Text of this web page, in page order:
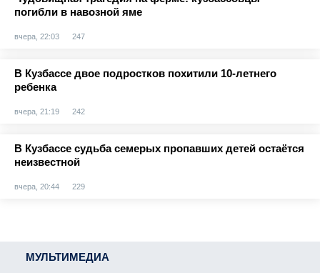
погибли в навозной яме
вчера, 22:03 247
В Кузбассе двое подростков похитили 10-летнего
ребенка
вчера, 21:19 242
В Кузбассе судьба семерых пропавших детей остаётся
неизвестной
вчера, 20:44 229
МУЛЬТИМЕДИА